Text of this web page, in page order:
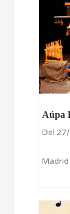
Aúpa
Del